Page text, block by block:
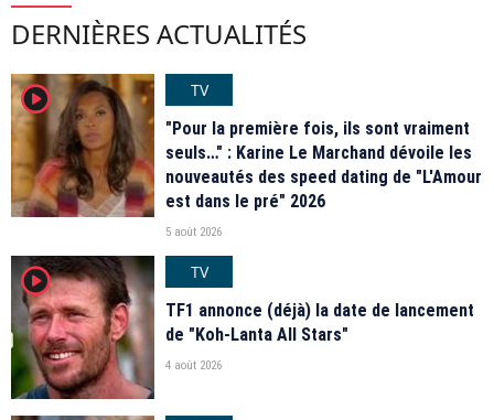
DERNIÈRES ACTUALITÉS
player2
TV
"Pour la première fois, ils sont vraiment
seuls…" : Karine Le Marchand dévoile les
nouveautés des speed dating de "L'Amour
est dans le pré" 2026
5 août 2026
player2
TV
TF1 annonce (déjà) la date de lancement
de "Koh-Lanta All Stars"
4 août 2026